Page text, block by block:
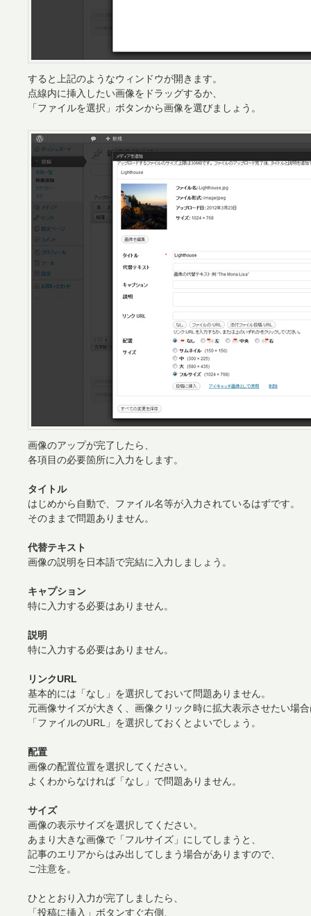
すると上記のようなウィンドウが開きます。
点線内に挿入したい画像をドラッグするか、
「ファイルを選択」ボタンから画像を選びましょう。
画像のアップが完了したら、
各項目の必要箇所に入力をします。
タイトル
はじめから自動で、ファイル名等が入力されているはずです。
そのままで問題ありません。
代替テキスト
画像の説明を日本語で完結に入力しましょう。
キャプション
特に入力する必要はありません。
説明
特に入力する必要はありません。
リンクURL
基本的には「なし」を選択しておいて問題ありません。
元画像サイズが大きく、画像クリック時に拡大表示させたい場
「ファイルのURL」を選択しておくとよいでしょう。
配置
画像の配置位置を選択してください。
よくわからなければ「なし」で問題ありません。
サイズ
画像の表示サイズを選択してください。
あまり大きな画像で「フルサイズ」にしてしまうと、
記事のエリアからはみ出してしまう場合がありますので、
ご注意を。
ひととおり入力が完了しましたら、
「投稿に挿入」ボタンすぐ右側、